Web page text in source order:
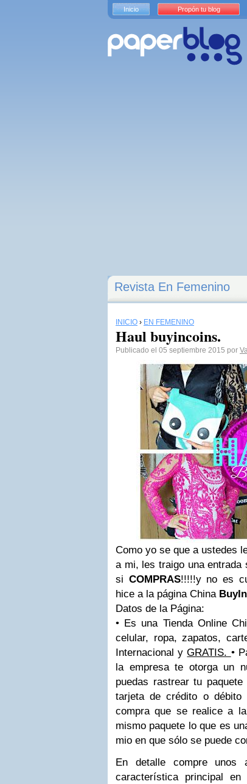
Revista En Femenino
INICIO › EN FEMENINO
Haul buyincoins.
Publicado el 05 septiembre 2015 por
Como yo se que a ustedes
a mi, les traigo una entrada
si COMPRAS!!!!!y no es
hice a la página China
Datos de la Página:
• Es una Tienda Online
celular, ropa, zapatos,
Internacional yGRATIS. •
la empresa te otorga un
puedas rastrear tu
tarjeta de crédito o débito
compra que se realice a
mismo paquete lo que es
mio en que sólo se puede
En detalle compre
característica principal
Inicio Propón tu blog